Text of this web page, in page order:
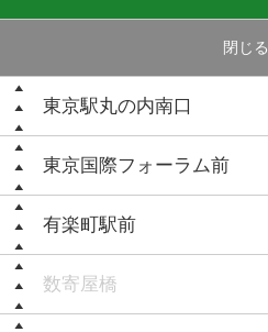
閉じる
東京駅丸の内南口
東京国際フォーラム前
有楽町駅前
数寄屋橋